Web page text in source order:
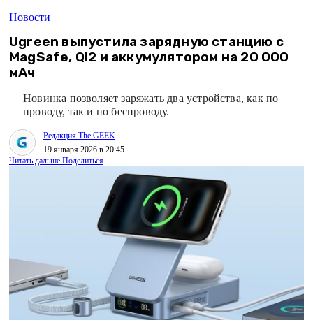
Новости
Ugreen выпустила зарядную станцию с
MagSafe, Qi2 и аккумулятором на 20 000
мАч
Новинка позволяет заряжать два устройства, как по
проводу, так и по беспроводу.
Редакция The GEEK
19 января 2026 в 20:45
Читать дальше Поделиться